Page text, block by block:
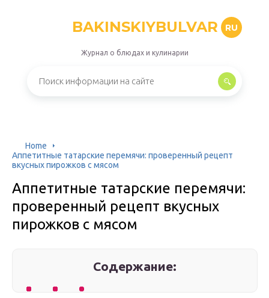
BAKINSKIYBULVAR RU
Журнал о блюдах и кулинарии
Home
Аппетитные татарские перемячи: проверенный рецепт
вкусных пирожков с мясом
Аппетитные татарские перемячи:
проверенный рецепт вкусных
пирожков с мясом
Содержание: